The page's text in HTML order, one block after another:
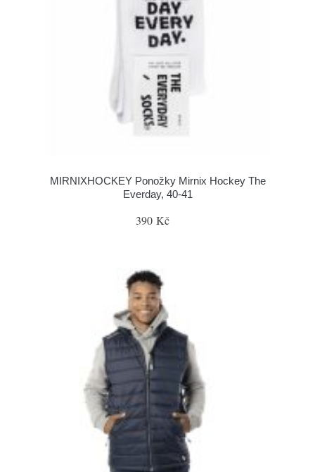
MIRNIXHOCKEY Ponožky Mirnix Hockey The
Everday, 40-41
390 Kč